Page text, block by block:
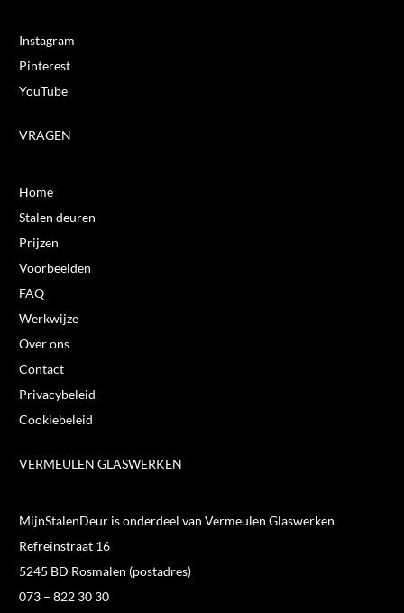
Instagram
Pinterest
YouTube
VRAGEN
Home
Stalen deuren
Prijzen
Voorbeelden
FAQ
Werkwijze
Over ons
Contact
Privacybeleid
Cookiebeleid
VERMEULEN GLASWERKEN
MijnStalenDeur is onderdeel van Vermeulen Glaswerken
Refreinstraat 16
5245 BD Rosmalen (postadres)
073 – 822 30 30